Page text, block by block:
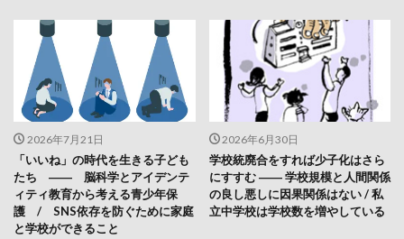
2026年7月21日
「いいね」の時代を生きる子ども
たち ―― 脳科学とアイデンテ
ィティ教育から考える青少年保
護 / SNS依存を防ぐために家庭
と学校ができること
2026年6月30日
学校統廃合をすれば少子化はさら
にすすむ ―― 学校規模と人間関係
の良し悪しに因果関係はない / 私
立中学校は学校数を増やしている